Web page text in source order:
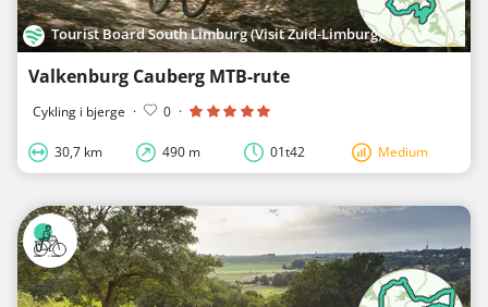
Tourist Board South Limburg (Visit Zuid-Limburg)
Valkenburg Cauberg MTB-rute
Cykling i bjerge · 0 ·
30,7 km 490 m 01t42 Medium